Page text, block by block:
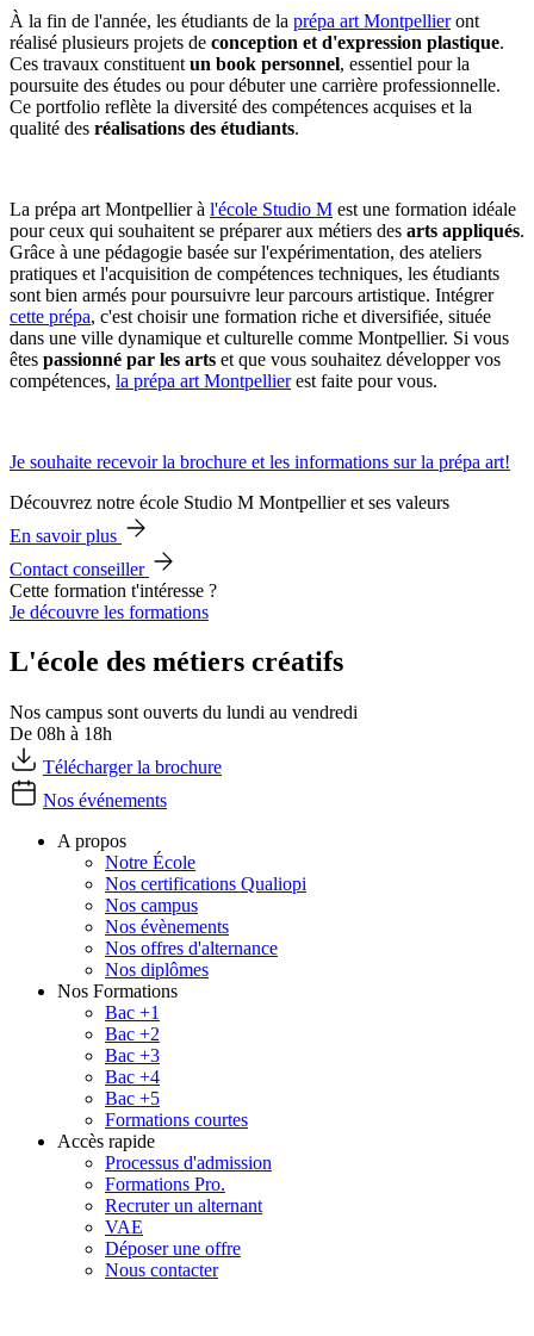
À la fin de l'année, les étudiants de la prépa art Montpellieront
réalisé plusieurs projets de conception et d'expression plastique.
Ces travaux constituent un book personnel, essentiel pour la
poursuite des études ou pour débuter une carrière professionnelle.
Ce portfolio reflète la diversité des compétences acquises et la
qualité des réalisations des étudiants.
La prépa art Montpellier à l'école Studio M est une formation idéale
pour ceux qui souhaitent se préparer aux métiers des arts appliqués.
Grâce à une pédagogie basée sur l'expérimentation, des ateliers
pratiques et l'acquisition de compétences techniques, les étudiants
sont bien armés pour poursuivre leur parcours artistique. Intégrer
cette prépa, c'est choisir une formation riche et diversifiée, située
dans une ville dynamique et culturelle comme Montpellier. Si vous
êtes passionné par les arts et que vous souhaitez développer vos
compétences, la prépa art Montpellierest faite pour vous.
Je souhaite recevoir la brochure et les informations sur la prépa art!
Découvrez notre école Studio M Montpellier et ses valeurs
En savoir plus
Contact conseiller
Cette formation t'intéresse ?
Je découvre les formations
L'école des métiers créatifs
Nos campus sont ouverts du lundi au vendredi
De 08h à 18h
Télécharger la brochure
Nos événements
A propos
Notre École
Nos certifications Qualiopi
Nos campus
Nos évènements
Nos offres d'alternance
Nos diplômes
Nos Formations
Bac +1
Bac +2
Bac +3
Bac +4
Bac +5
Formations courtes
Accès rapide
Processus d'admission
Formations Pro.
Recruter un alternant
VAE
Déposer une offre
Nous contacter